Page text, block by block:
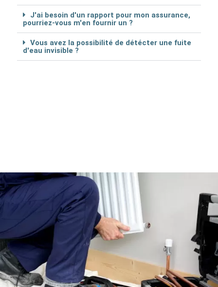
J'ai besoin d'un rapport pour mon assurance,
pourriez-vous m'en fournir un ?
Vous avez la possibilité de détécter une fuite
d'eau invisible ?